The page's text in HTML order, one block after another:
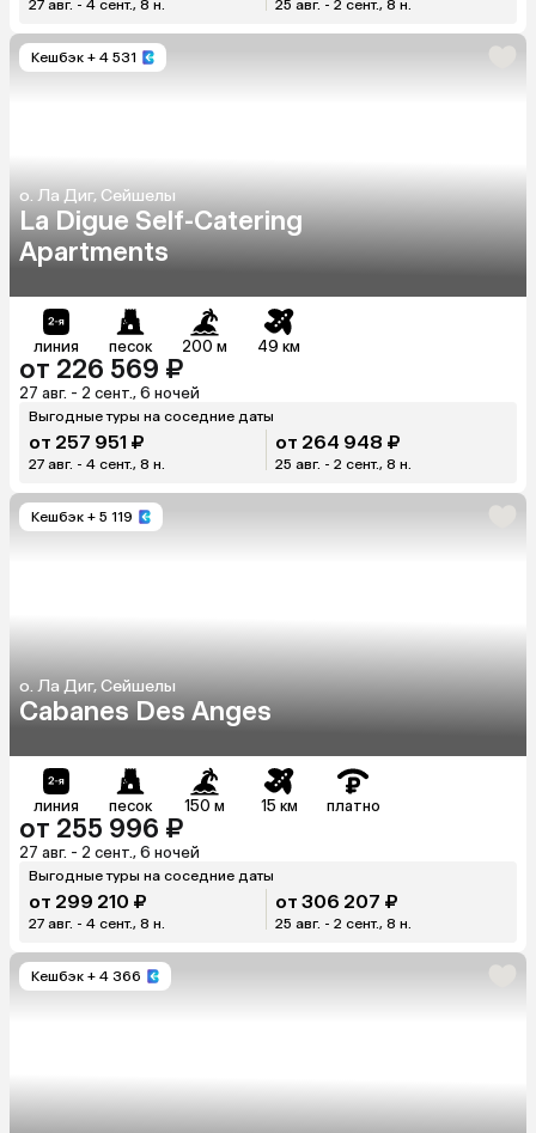
27 авг. - 4 сент., 8 н. 25 авг. - 2 сент., 8 н.
Кешбэк + 4 531
о. Ла Диг, Сейшелы
La Digue Self-Catering
Apartments
линия песок 200 м 49 км
от 226 569 ₽
27 авг. - 2 сент., 6 ночей
Выгодные туры на соседние даты
от 257 951 ₽
27 авг. - 4 сент., 8 н.
от 264 948 ₽
25 авг. - 2 сент., 8 н.
Кешбэк + 5 119
о. Ла Диг, Сейшелы
Cabanes Des Anges
линия песок 150 м 15 км платно
от 255 996 ₽
27 авг. - 2 сент., 6 ночей
Выгодные туры на соседние даты
от 299 210 ₽
27 авг. - 4 сент., 8 н.
от 306 207 ₽
25 авг. - 2 сент., 8 н.
Кешбэк + 4 366